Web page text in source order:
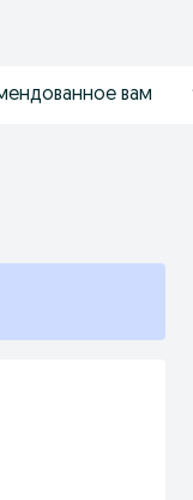
вам